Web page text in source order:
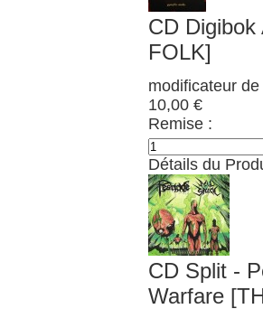
CD
FOLK]
modificateur
10,00 €
Remise :
Détails du
CD Split -
Warfare